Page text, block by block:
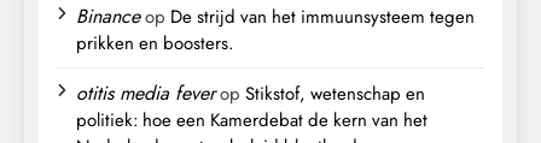
Binanceop De strijd van het immuunsysteem tegen
prikken en boosters.
otitis media feverop Stikstof, wetenschap en
politiek: hoe een Kamerdebat de kern van het